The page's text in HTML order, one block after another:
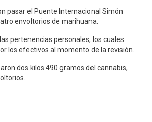
pasar el Puente Internacional Simón
envoltorios de marihuana.
pertenencias personales, los cuales
los efectivos al momento de la revisión.
dos kilos 490 gramos del cannabis,